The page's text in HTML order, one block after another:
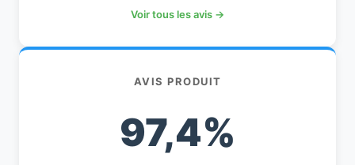
Voir tous les avis →
AVIS PRODUIT
97,4%